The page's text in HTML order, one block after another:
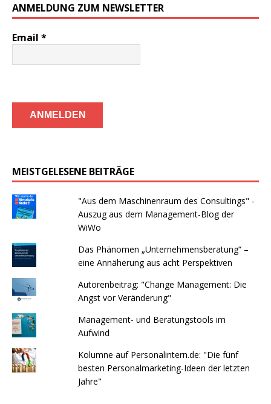
ANMELDUNG ZUM NEWSLETTER
Email *
MEISTGELESENE BEITRÄGE
"Aus dem Maschinenraum des Consultings" -
Auszug aus dem Management-Blog der
WiWo
Das Phänomen „Unternehmensberatung“ –
eine Annäherung aus acht Perspektiven
Autorenbeitrag: "Change Management: Die
Angst vor Veränderung"
Management- und Beratungstools im
Aufwind
Kolumne auf Personalintern.de: "Die fünf
besten Personalmarketing-Ideen der letzten
Jahre"